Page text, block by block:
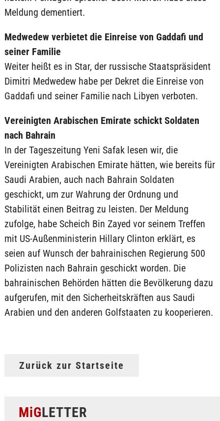
Meldung dementiert.
Medwedew verbietet die Einreise von Gaddafi und
seiner Familie
Weiter heißt es in Star, der russische Staatspräsident
Dimitri Medwedew habe per Dekret die Einreise von
Gaddafi und seiner Familie nach Libyen verboten.
Vereinigten Arabischen Emirate schickt Soldaten
nach Bahrain
In der Tageszeitung Yeni Safak lesen wir, die
Vereinigten Arabischen Emirate hätten, wie bereits für
Saudi Arabien, auch nach Bahrain Soldaten
geschickt, um zur Wahrung der Ordnung und
Stabilität einen Beitrag zu leisten. Der Meldung
zufolge, habe Scheich Bin Zayed vor seinem Treffen
mit US-Außenministerin Hillary Clinton erklärt, es
seien auf Wunsch der bahrainischen Regierung 500
Polizisten nach Bahrain geschickt worden. Die
bahrainischen Behörden hätten die Bevölkerung dazu
aufgerufen, mit den Sicherheitskräften aus Saudi
Arabien und den anderen Golfstaaten zu kooperieren.
Zurück zur Startseite
MiGLETTER